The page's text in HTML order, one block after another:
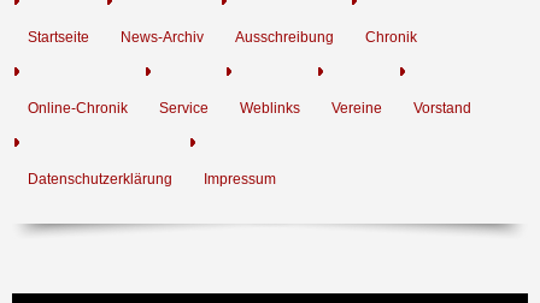
Startseite News-Archiv Ausschreibung Chronik
Online-Chronik Service Weblinks Vereine Vorstand
Datenschutzerklärung Impressum